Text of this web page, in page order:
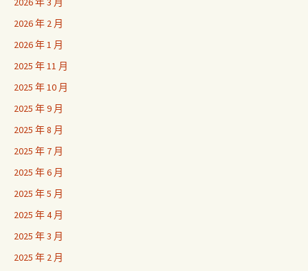
2026 年 2 月
2026 年 1 月
2025 年 11 月
2025 年 10 月
2025 年 9 月
2025 年 8 月
2025 年 7 月
2025 年 6 月
2025 年 5 月
2025 年 4 月
2025 年 3 月
2025 年 2 月